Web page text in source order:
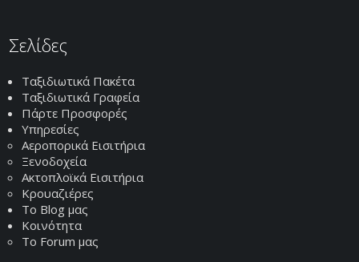
Σελίδες
Ταξιδιωτικά Πακέτα
Ταξιδιωτικά Γραφεία
Πάρτε Προσφορές
Υπηρεσίες
Αεροπορικά Εισιτήρια
Ξενοδοχεία
Ακτοπλοϊκά Εισιτήρια
Κρουαζιέρες
Το Blog μας
Κοινότητα
Το Forum μας